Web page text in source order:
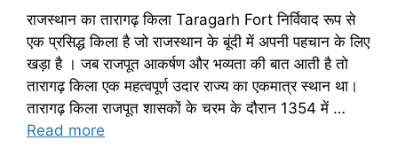
राजस्थान का तारागढ़ किला Taragarh Fort निर्विवाद रूप से
एक प्रसिद्ध किला है जो राजस्थान के बूंदी में अपनी पहचान के लिए
खड़ा है । जब राजपूत आकर्षण और भव्यता की बात आती है तो
तारागढ़ किला एक महत्वपूर्ण उदार राज्य का एकमात्र स्थान था।
तारागढ़ किला राजपूत शासकों के चरम के दौरान 1354 में …
Read more